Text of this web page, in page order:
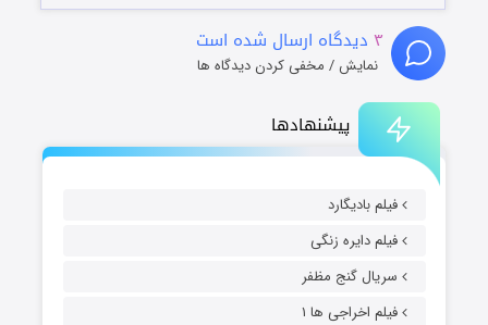
پیشنهادها
فیلم بادیگارد
فیلم دایره زنگی
سریال گنج مظفر
فیلم اخراجی ها ۱
۳ دیدگاه ارسال شده است
نمایش / مخفی کردن دیدگاه ها